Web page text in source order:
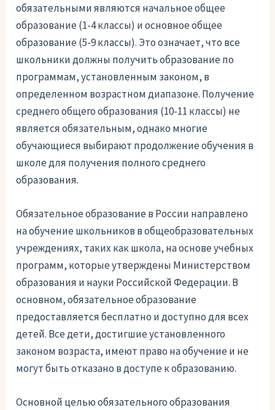
обязательными являются начальное общее
образование (1-4 классы) и основное общее
образование (5-9 классы). Это означает, что все
школьники должны получить образование по
программам, установленным законом, в
определенном возрастном диапазоне. Получение
среднего общего образования (10-11 классы) не
является обязательным, однако многие
обучающиеся выбирают продолжение обучения в
школе для получения полного среднего
образования.
Обязательное образование в России направлено
на обучение школьников в общеобразовательных
учреждениях, таких как школа, на основе учебных
программ, которые утверждены Министерством
образования и науки Российской Федерации. В
основном, обязательное образование
предоставляется бесплатно и доступно для всех
детей. Все дети, достигшие установленного
законом возраста, имеют право на обучение и не
могут быть отказано в доступе к образованию.
Основной целью обязательного образования